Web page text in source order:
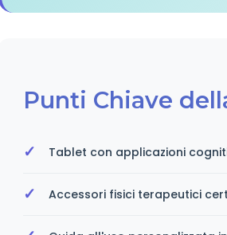
Punti Chiave
Tablet con applicazioni
Accessori fisici terapeutici